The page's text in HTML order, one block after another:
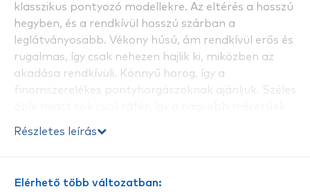
klasszikus pontyozó modellekre. Az eltérés a hosszú
hegyben, és a rendkívül hosszú szárban a
leglátványosabb. Vékony húsú, ám rendkívül erős és
rugalmas, így csak nehezen hajlik ki, miközben az
akadása rendkívüli. Könnyű horog, így a
finomszerelékes pontyhorgászoknak ajánljuk. Széles
főleg a paduc horgászatánál lehet hatékony.
Részletes leírás
Elérhető több változatban: